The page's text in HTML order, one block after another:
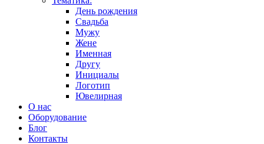
День рождения
Свадьба
Мужу
Жене
Именная
Другу
Инициалы
Логотип
Ювелирная
О нас
Оборудование
Блог
Контакты